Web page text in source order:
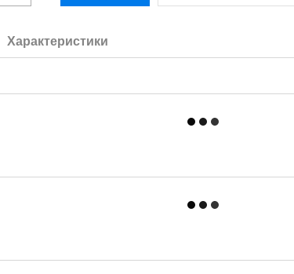
Характеристики